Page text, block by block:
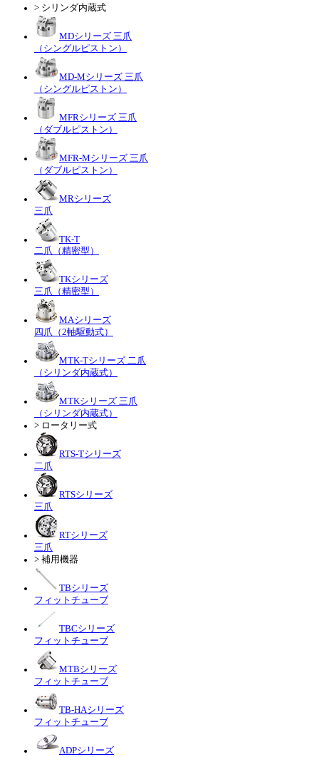
> シリンダ内蔵式
MDシリーズ 三爪
（シングルピストン）
MD-Mシリーズ 三爪
（シングルピストン）
MFRシリーズ 三爪
（ダブルピストン）
MFR-Mシリーズ 三爪
（ダブルピストン）
MRシリーズ
三爪
TK-T
二爪（精密型）
TKシリーズ
三爪（精密型）
MAシリーズ
四爪（2軸駆動式）
MTK-Tシリーズ 二爪
（シリンダ内蔵式）
MTKシリーズ 三爪
（シリンダ内蔵式）
> ロータリー式
RTS-Tシリーズ
二爪
RTSシリーズ
三爪
RTシリーズ
三爪
> 補用機器
TBシリーズ
フィットチューブ
TBCシリーズ
フィットチューブ
MTBシリーズ
フィットチューブ
TB-HAシリーズ
フィットチューブ
ADPシリーズ